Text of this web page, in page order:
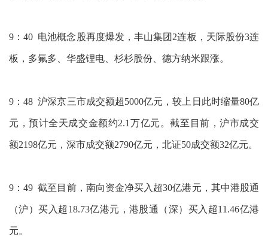
9：40 电池概念股再度爆发，丰山集团2连板，天际股份3连
板，多氟多、华盛锂电、杉杉股份、德方纳米跟涨。
9：48 沪深京三市成交额超5000亿元，较上日此时缩量80亿
元，预计全天成交金额约2.1万亿元。截至目前，沪市成交
额2198亿元，深市成交额2790亿元，北证50成交额32亿元。
9：49 截至目前，南向资金净买入超30亿港元，其中港股通
（沪）买入超18.73亿港元，港股通（深）买入超11.46亿港
元。